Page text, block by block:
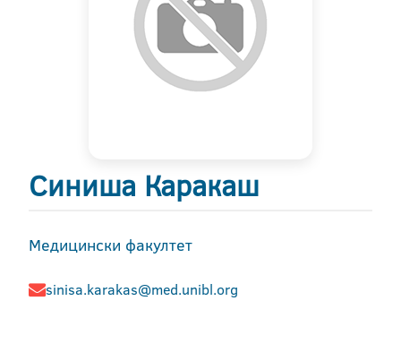
Синиша Каракаш
Медицински факултет
sinisa.karakas@med.unibl.org